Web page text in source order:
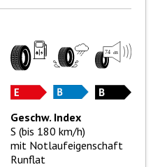
Geschw. Index
S (bis 180 km/h)
mit Notlaufeigenschaft
Runflat